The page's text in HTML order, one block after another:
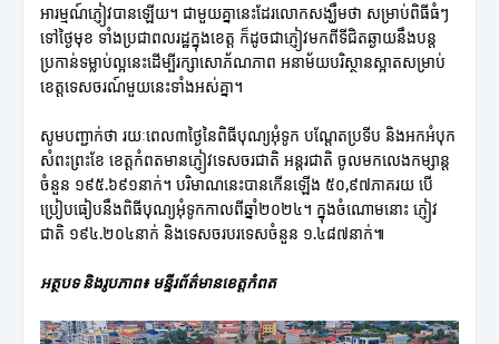
អារម្មណ៍ភ្ញៀវបានឡើយ។ ជាមួយគ្នានេះដែរលោកសង្ឃឹមថា សម្រាប់ពិធីធំៗ
ទៅថ្ងៃមុខ ទាំងប្រជាពលរដ្ឋក្នុងខេត្ត ក៏ដូចជាភ្ញៀវមកពីទីជិតឆ្ងាយនឹងបន្ត
ប្រកាន់ទម្លាប់ល្អនេះដើម្បីរក្សាសោភ័ណភាព អនាម័យបរិស្ថានស្អាតសម្រាប់
ខេត្តទេសចរណ៍មួយនេះទាំងអស់គ្នា។
សូមបញ្ជាក់ថា រយៈពេល៣ថ្ងៃនៃពិធីបុណ្យអុំទូក បណ្តែតប្រទីប និងអកអំបុក
សំពះព្រះខែ ខេត្តកំពតមានភ្ញៀវទេសចរជាតិ អន្តរជាតិ ចូលមកលេងកម្សាន្ត
ចំនួន ១៩៥.៦៩១នាក់។ បរិមាណនេះបានកើនឡើង ៥០,៩៧ភាគរយ បើ
ប្រៀបធៀបនឹងពិធីបុណ្យអុំទូកកាលពីឆ្នាំ២០២៤។ ក្នុងចំណោមនោះ ភ្ញៀវ
ជាតិ ១៩៤.២០៤នាក់ និងទេសចរបរទេសចំនួន ១.៤៨៧នាក់៕
អត្ថបទ និងរូបភាព៖ មន្ទីរព័ត៌មានខេត្តកំពត